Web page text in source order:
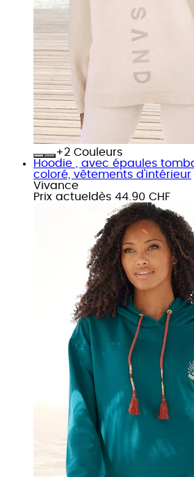
+
Couleurs
Hoodie , avec épaules
coloré, vêtements d'intérieur
Vivance
Prix actuel dès 44.90 CHF